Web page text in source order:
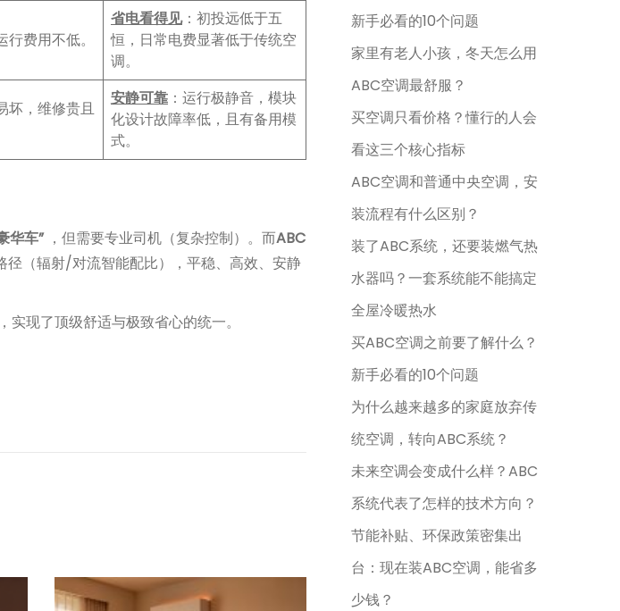
费用不低。
省电看得见：初投远低于五
恒，日常电费显著低于传统空
调。
坏，维修贵且
安静可靠 ：运行极静音，模块
化设计故障率低，且有备用模
式。
华车”，但需要专业司机（复杂控制）。而ABC
（辐射/对流智能配比），平稳、高效、安静
实现了顶级舒适与极致省心的统一。
新手必看的10个问题
家里有老人小孩，冬天怎么用
ABC空调最舒服？
买空调只看价格？懂行的人会
看这三个核心指标
ABC空调和普通中央空调，安
装流程有什么区别？
装了ABC系统，还要装燃气热
水器吗？一套系统能不能搞定
全屋冷暖热水
买ABC空调之前要了解什么？
新手必看的10个问题
为什么越来越多的家庭放弃传
统空调，转向ABC系统？
未来空调会变成什么样？ABC
系统代表了怎样的技术方向？
节能补贴、环保政策密集出
台：现在装ABC空调，能省多
少钱？